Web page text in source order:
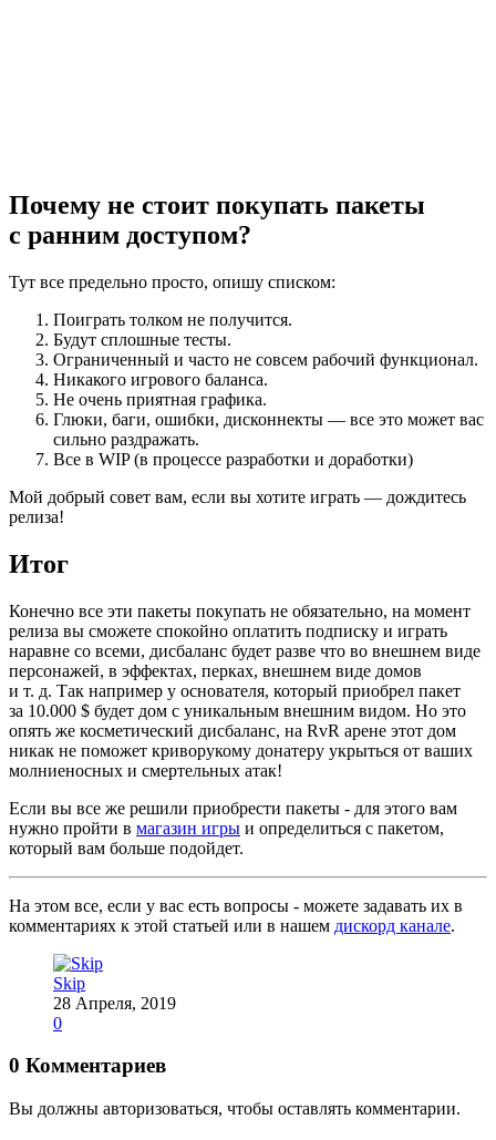
Почему не стоит покупать пакеты
с ранним доступом?
Тут все предельно просто, опишу списком:
Поиграть толком не получится.
Будут сплошные тесты.
Ограниченный и часто не совсем рабочий функционал.
Никакого игрового баланса.
Не очень приятная графика.
Глюки, баги, ошибки, дисконнекты — все это может вас
сильно раздражать.
Все в WIP (в процессе разработки и доработки)
Мой добрый совет вам, если вы хотите играть — дождитесь
релиза!
Итог
Конечно все эти пакеты покупать не обязательно, на момент
релиза вы сможете спокойно оплатить подписку и играть
наравне со всеми, дисбаланс будет разве что во внешнем виде
персонажей, в эффектах, перках, внешнем виде домов
и т. д. Так например у основателя, который приобрел пакет
за 10.000 $ будет дом с уникальным внешним видом. Но это
опять же косметический дисбаланс, на RvR арене этот дом
никак не поможет криворукому донатеру укрыться от ваших
молниеносных и смертельных атак!
Если вы все же решили приобрести пакеты - для этого вам
нужно пройти в магазин игры и определиться с пакетом,
который вам больше подойдет.
На этом все, если у вас есть вопросы - можете задавать их в
комментариях к этой статьей или в нашем дискорд канале.
Skip
28 Апреля, 2019
0
0 Комментариев
Вы должны авторизоваться, чтобы оставлять комментарии.